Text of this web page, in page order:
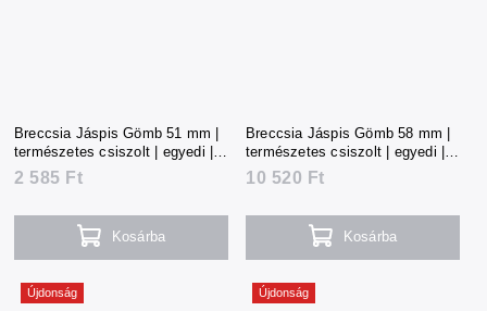
Breccsia Jáspis Gömb 51 mm |
természetes csiszolt | egyedi |
172 g | Kína
2 585 Ft
Kosárba
Breccsia Jáspis Gömb 58 mm |
természetes csiszolt | egyedi |
232 g | Kína
10 520 Ft
Kosárba
Újdonság Újdonság